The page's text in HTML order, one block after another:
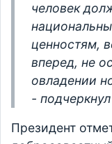
человек
ценностям,
вперед, не
овладении
-
Президент